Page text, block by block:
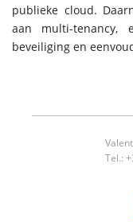
publieke cloud.
aan multi-tenancy,
beveiliging en
Tel.: